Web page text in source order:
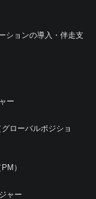
ションの導入・伴走支
ー
ローバルポジショ
）
ャー